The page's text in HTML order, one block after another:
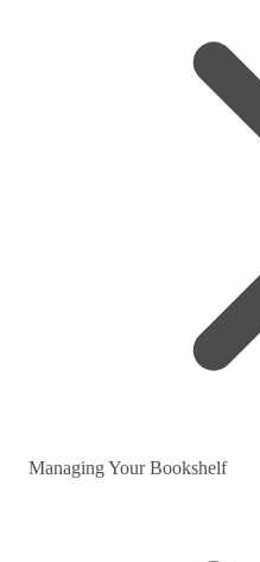
Managing Your Bookshelf